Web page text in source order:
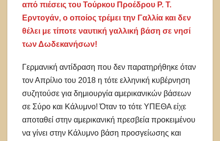
από πιέσεις του Τούρκου Προέδρου Ρ. Τ.
Ερντογάν, ο οποίος τρέμει την Γαλλία και δεν
θέλει με τίποτε ναυτική γαλλική βάση σε νησί
των Δωδεκανήσων!
Γερμανική αντίδραση που δεν παρατηρήθηκε όταν
τον Απρίλιο του 2018 η τότε ελληνική κυβέρνηση
συζητούσε για δημιουργία αμερικανικών βάσεων
σε Σύρο και Κάλυμνο! Όταν το τότε ΥΠΕΘΑ είχε
αποταθεί στην αμερικανική πρεσβεία προκειμένου
να γίνει στην Κάλυμνο βάση προσγείωσης και